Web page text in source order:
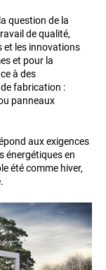
question de la
de qualité,
et les innovations
et pour la
à des
fabrication :
panneaux
aux exigences
énergétiques en
été comme hiver,